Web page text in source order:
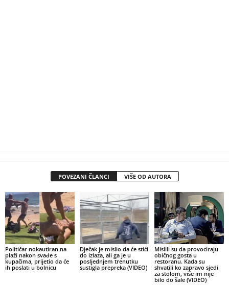
POVEZANI ČLANCI VIŠE OD AUTORA
Političar nokautiran na
plaži nakon svađe s
kupačima, prijetio da će
ih poslati u bolnicu
Dječak je mislio da će stići
do izlaza, ali ga je u
posljednjem trenutku
sustigla prepreka (VIDEO)
Mislili su da provociraju
običnog gosta u
restoranu. Kada su
shvatili ko zapravo sjedi
za stolom, više im nije
bilo do šale (VIDEO)